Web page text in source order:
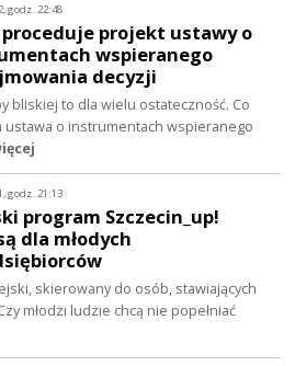
godz. 22:48
proceduje projekt ustawy o
wspieranego
decyzji
bliskiej to dla wielu ostateczność. Co
o instrumentach wspieranego
godz. 21:13
program Szczecin_up!
dla młodych
skierowany do osób, stawiających
młodzi ludzie chcą nie popełniać